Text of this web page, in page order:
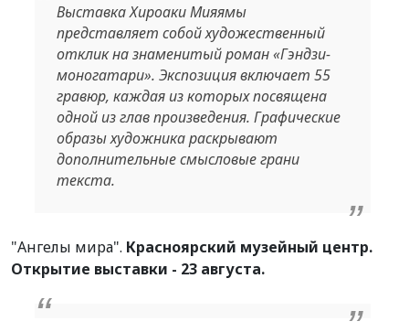
Выставка Хироаки Мияямы
представляет собой художественный
отклик на знаменитый роман «Гэндзи-
моногатари». Экспозиция включает 55
гравюр, каждая из которых посвящена
одной из глав произведения. Графические
образы художника раскрывают
дополнительные смысловые грани
текста.
"Ангелы мира". Красноярский музейный центр.
Открытие выставки - 23 августа.